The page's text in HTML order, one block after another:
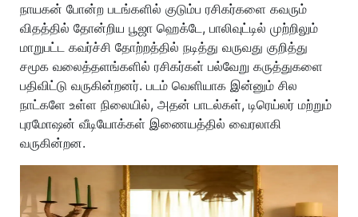
நாயகன் போன்ற படங்களில் குடும்ப ரசிகர்களை கவரும்
விதத்தில் தோன்றிய பூஜா ஹெக்டே, பாலிவுட்டில் முற்றிலும்
மாறுபட்ட கவர்ச்சி தோற்றத்தில் நடித்து வருவது குறித்து
சமூக வலைத்தளங்களில் ரசிகர்கள் பல்வேறு கருத்துகளை
பதிவிட்டு வருகின்றனர். படம் வெளியாக இன்னும் சில
நாட்களே உள்ள நிலையில், அதன் பாடல்கள், டிரெய்லர் மற்றும்
புரமோஷன் வீடியோக்கள் இணையத்தில் வைரலாகி
வருகின்றன.